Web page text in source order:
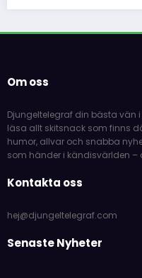
Om oss
Djungeltelegraf din bästa vän
läsa allt skitsnack som finns
humor, allvar och snabba
som händer i kändisvärlden –
Kontakta oss
hej@djungeltelegraf.com
Senaste Nyheter